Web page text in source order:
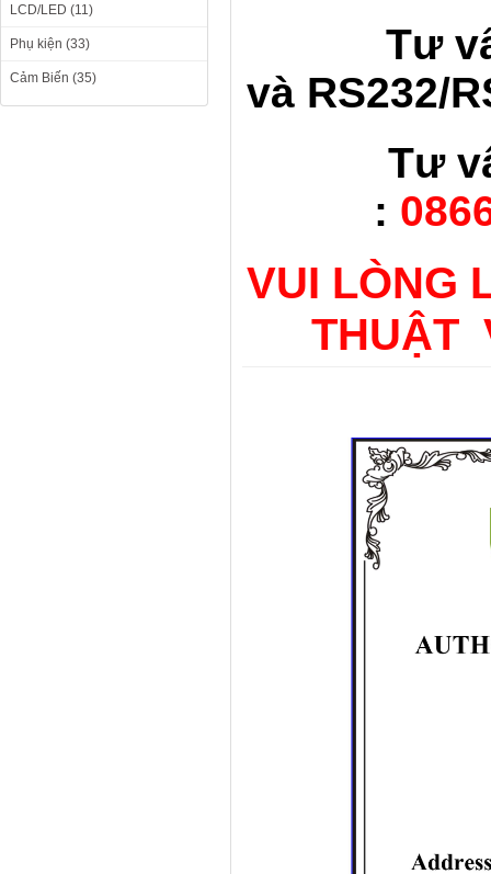
LCD/LED (11)
Phụ kiện (33)
Cảm Biến (35)
Tư
và RS232/
Tư
:
VUI LÒNG
THUẬT